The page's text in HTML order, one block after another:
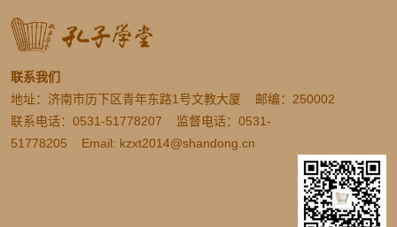
联系我们
地址：济南市历下区青年东路1号文教大厦 邮编：250002
联系电话：0531-51778207 监督电话：0531-
51778205 Email: kzxt2014@shandong.cn